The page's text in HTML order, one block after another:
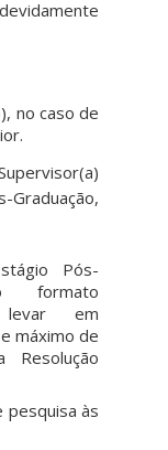
no caso de
Pós-
formato
em
máximo de
pesquisa às